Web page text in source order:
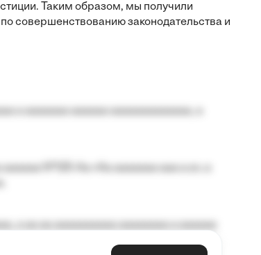
Таким образом, мы получили
совершенствованию законодательства и